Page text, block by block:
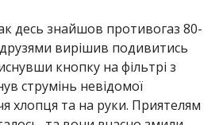
десь знайшов противогаз 80-
вирішив подивитись
кнопку на фільтрі з
струмінь невідомої
хлопця та на руки. Приятелям